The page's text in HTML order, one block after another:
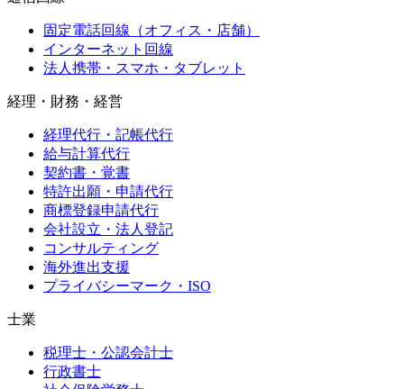
固定電話回線（オフィス・店舗）
インターネット回線
法人携帯・スマホ・タブレット
経理・財務・経営
経理代行・記帳代行
給与計算代行
契約書・覚書
特許出願・申請代行
商標登録申請代行
会社設立・法人登記
コンサルティング
海外進出支援
プライバシーマーク・ISO
士業
税理士・公認会計士
行政書士